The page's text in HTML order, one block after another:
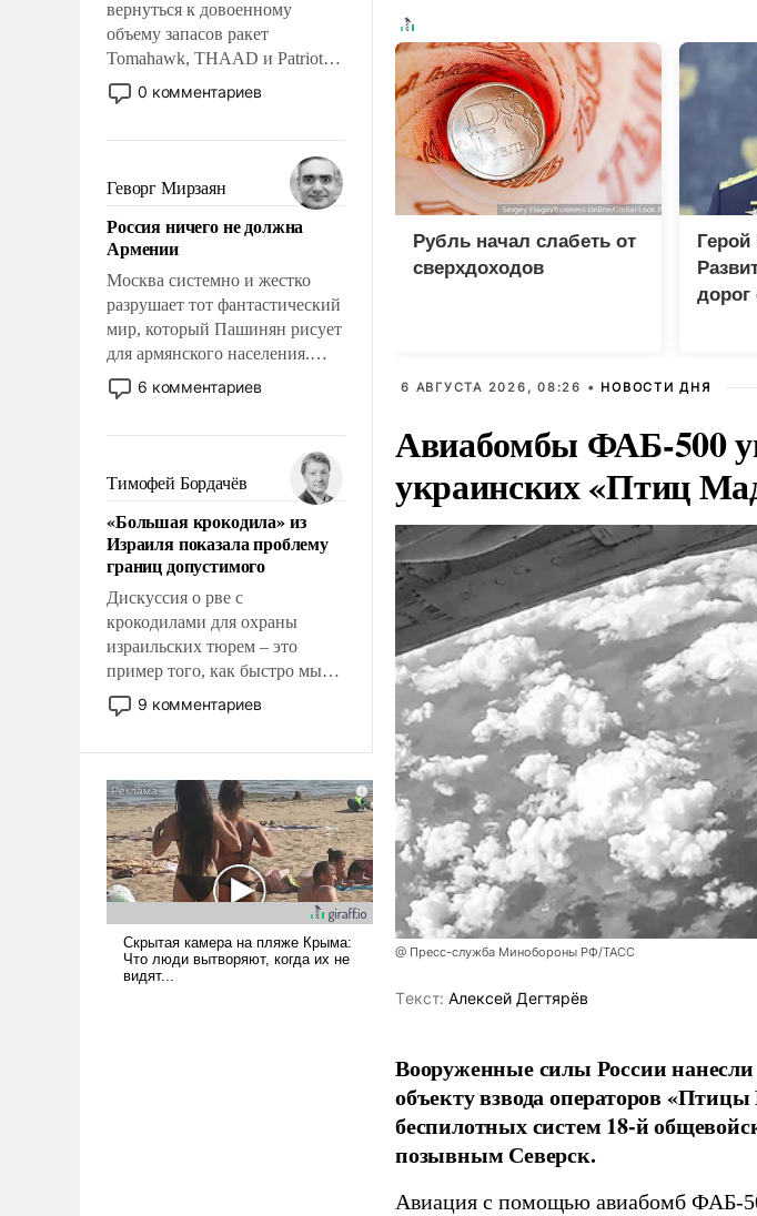
вернуться к довоенному
объему запасов ракет
Tomahawk, THAAD и Patriot
США потребуется более трех
лет. Даже небольшая война с
Сложившаяся ситуация
означает многолетний период
уязвимости США, например,
перед Китаем.
0 комментариев
Геворг Мирзаян
Россия ничего не должна
Армении
Москва системно и жестко
разрушает тот фантастический
мир, который Пашинян рисует
для армянского населения.
Мир, где этому населению все
должны просто по
политические прожекты будут
беспрекословно оплачиваться
за счет российских
налогоплательщиков и где за
свои поступки не нужно
отвечать.
6 комментариев
Тимофей Бордачёв
«Большая крокодила» из
Израиля показала проблему
границ допустимого
Дискуссия о рве с
крокодилами для охраны
израильских тюрем – это
пример того, как быстро мы
двигаемся по пути
революционных изменений.
псевдонаучной фантастики,
стало всерьез обсуждаемой
идеей.
9 комментариев
Рубль начал слабеть от
сверхдоходов
дорог
6 АВГУСТА 2026, 08:26 • НОВОСТИ ДНЯ
Авиабомбы ФАБ-500
украинских «Птиц
@ Пресс-служба Минобороны РФ/ТАСС
Tекст: Алексей Дегтярёв
Вооруженные силы России
объекту взвода операторов
беспилотных систем 18-й
позывным Северск.
Авиация с помощью авиабомб ФАБ-